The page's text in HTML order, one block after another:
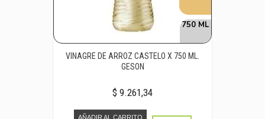
750 ML
VINAGRE DE ARROZ CASTELO X 750 ML.
GESON
$ 9.261,34
AÑADIR AL CARRITO